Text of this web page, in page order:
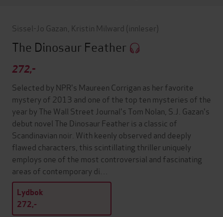
Sissel-Jo Gazan Kristin Milward (innleser)
The Dinosaur Feather
272,-
Selected by NPR's Maureen Corrigan as her favorite
mystery of 2013 and one of the top ten mysteries of the
year by The Wall Street Journal's Tom Nolan, S.J. Gazan's
debut novel The Dinosaur Feather is a classic of
Scandinavian noir. With keenly observed and deeply
flawed characters, this scintillating thriller uniquely
employs one of the most controversial and fascinating
areas of contemporary di…
Lydbok
272,-